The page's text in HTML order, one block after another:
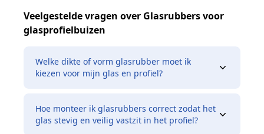
Veelgestelde vragen over Glasrubbers voor
glasprofielbuizen
Welke dikte of vorm glasrubber moet ik
kiezen voor mijn glas en profiel?
Hoe monteer ik glasrubbers correct zodat het
glas stevig en veilig vastzit in het profiel?